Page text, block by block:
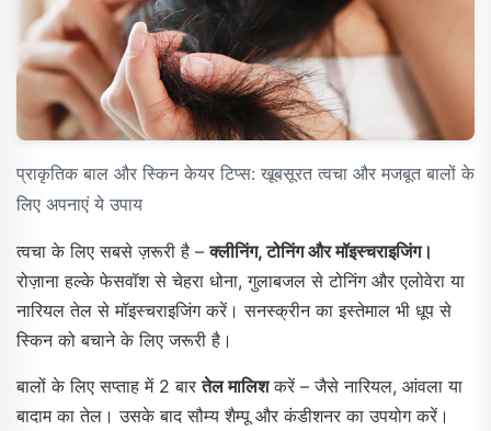
प्राकृतिक बाल और स्किन केयर टिप्स: खूबसूरत त्वचा और मजबूत बालों के
लिए अपनाएं ये उपाय
त्वचा के लिए सबसे ज़रूरी है –क्लीनिंग, टोनिंग और मॉइस्चराइजिंग।
रोज़ाना हल्के फेसवॉश से चेहरा धोना, गुलाबजल से टोनिंग और एलोवेरा या
नारियल तेल से मॉइस्चराइजिंग करें। सनस्क्रीन का इस्तेमाल भी धूप से
स्किन को बचाने के लिए जरूरी है।
बालों के लिए सप्ताह में 2 बारतेल मालिशकरें – जैसे नारियल, आंवला या
बादाम का तेल। उसके बाद सौम्य शैम्पू और कंडीशनर का उपयोग करें।